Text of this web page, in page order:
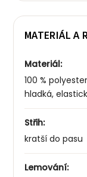
MATERIÁL A
Materiál:
100 %
hladká,
Střih:
kratší do pasu
Lemování: